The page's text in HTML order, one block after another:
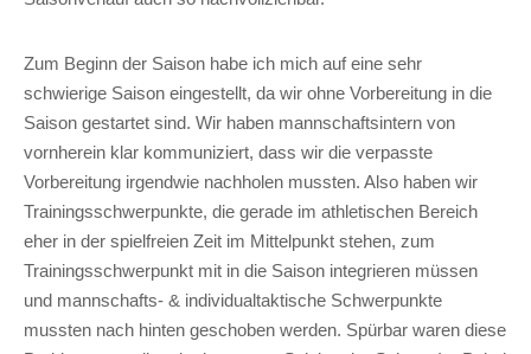
Zum Beginn der Saison habe ich mich auf eine sehr
schwierige Saison eingestellt, da wir ohne Vorbereitung in die
Saison gestartet sind. Wir haben mannschaftsintern von
vornherein klar kommuniziert, dass wir die verpasste
Vorbereitung irgendwie nachholen mussten. Also haben wir
Trainingsschwerpunkte, die gerade im athletischen Bereich
eher in der spielfreien Zeit im Mittelpunkt stehen, zum
Trainingsschwerpunkt mit in die Saison integrieren müssen
und mannschafts- & individualtaktische Schwerpunkte
mussten nach hinten geschoben werden. Spürbar waren diese